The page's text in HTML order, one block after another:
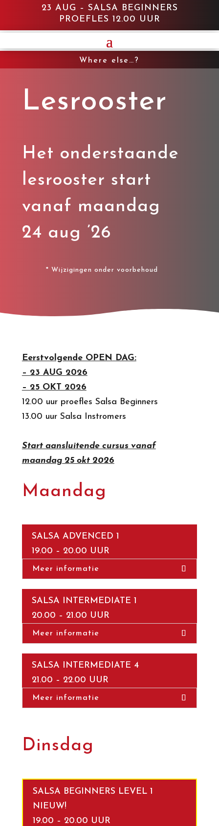
23 AUG – SALSA BEGINNERS
PROEFLES 12.00 UUR
Where else…?
Lesrooster
Het onderstaande
lesrooster start
vanaf maandag
24 aug ’26
* Wijzigingen onder voorbehoud
Eerstvolgende OPEN DAG:
– 23 AUG 2026
– 25 OKT 2026
12.00 uur proefles Salsa Beginners
13.00 uur Salsa Instromers
Start aansluitende cursus vanaf
maandag 25 okt 2026
Maandag
SALSA ADVENCED 1
19.00 – 20.00 UUR
Meer informatie
SALSA INTERMEDIATE 1
20.00 – 21.00 UUR
Meer informatie
SALSA INTERMEDIATE 4
21.00 – 22.00 UUR
Meer informatie
Dinsdag
SALSA BEGINNERS LEVEL 1
NIEUW!
19.00 – 20.00 UUR